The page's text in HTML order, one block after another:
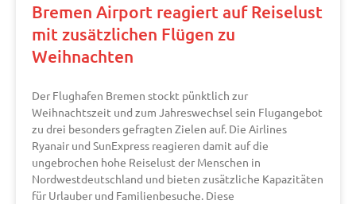
Bremen Airport reagiert auf Reiselust
mit zusätzlichen Flügen zu
Weihnachten
Der Flughafen Bremen stockt pünktlich zur
Weihnachtszeit und zum Jahreswechsel sein Flugangebot
zu drei besonders gefragten Zielen auf. Die Airlines
Ryanair und SunExpress reagieren damit auf die
ungebrochen hohe Reiselust der Menschen in
Nordwestdeutschland und bieten zusätzliche Kapazitäten
für Urlauber und Familienbesuche. Diese